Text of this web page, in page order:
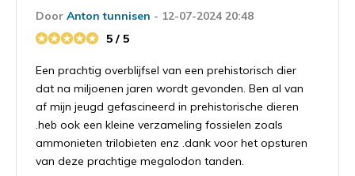
Door Anton tunnisen - 12-07-2024 20:48
5 / 5
Een prachtig overblijfsel van een prehistorisch dier
dat na miljoenen jaren wordt gevonden. Ben al van
af mijn jeugd gefascineerd in prehistorische dieren
.heb ook een kleine verzameling fossielen zoals
ammonieten trilobieten enz .dank voor het opsturen
van deze prachtige megalodon tanden.